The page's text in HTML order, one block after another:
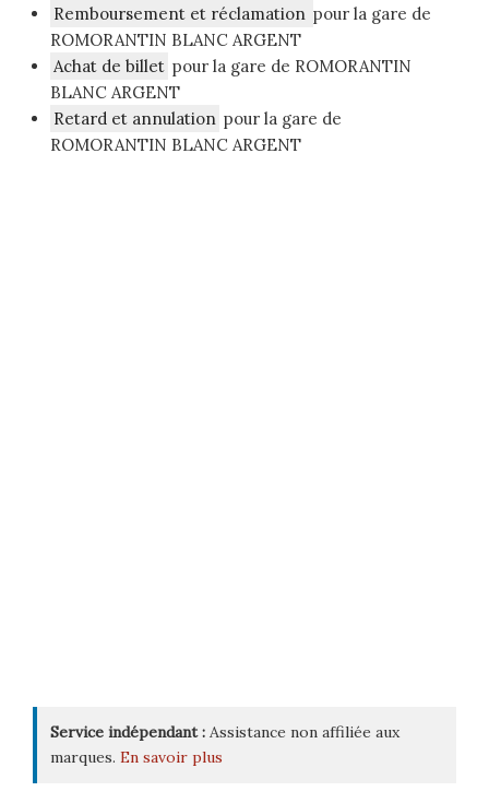
Remboursement et réclamation pour la gare de
ROMORANTIN BLANC ARGENT
Achat de billet pour la gare de ROMORANTIN
BLANC ARGENT
Retard et annulation pour la gare de
ROMORANTIN BLANC ARGENT
Service indépendant : Assistance non affiliée aux
marques. En savoir plus